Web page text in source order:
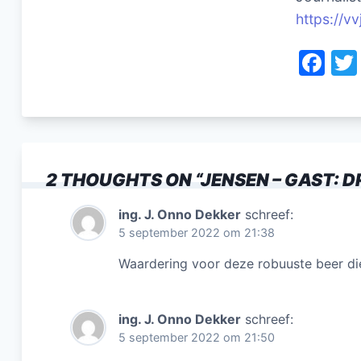
https://
F
c
b
o
2 THOUGHTS ON “JENSEN – GAST:
ing. J. Onno Dekker schreef:
5 september 2022 om 21:38
Waardering voor deze robuuste beer
ing. J. Onno Dekker schreef:
5 september 2022 om 21:50